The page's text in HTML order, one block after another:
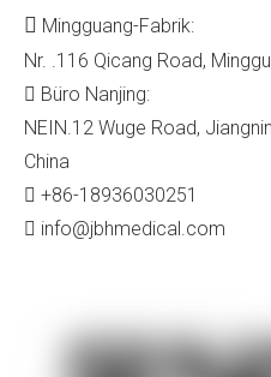
 Mingguang-Fabrik:
Nr. .116 Qicang Road,
 Büro Nanjing:
NEIN.12 Wuge Road,
China
 +86-18936030251
 info@jbhmedical.com